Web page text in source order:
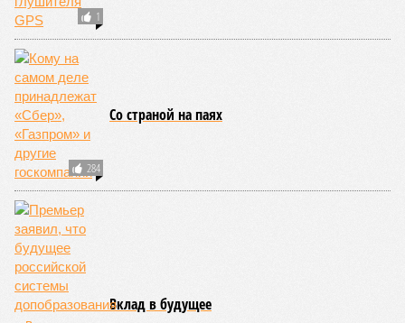
1
284
Со страной на паях
Вклад в будущее